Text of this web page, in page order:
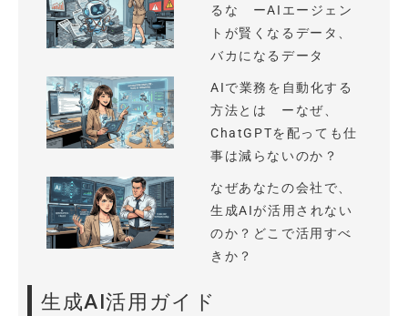
るな ーAIエージェン
トが賢くなるデータ、
バカになるデータ
AIで業務を自動化する
方法とは ーなぜ、
ChatGPTを配っても仕
事は減らないのか？
なぜあなたの会社で、
生成AIが活用されない
のか？どこで活用すべ
きか？
生成AI活用ガイド